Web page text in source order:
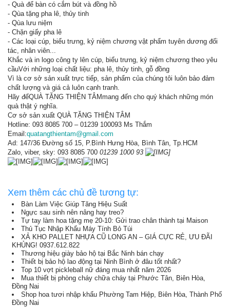
- Quà để bàn có cắm bút và đồng hồ
- Qùa tặng pha lê, thủy tinh
- Qùa lưu niệm
- Chặn giấy pha lê
- Các loại cúp, biểu trưng, kỷ niệm chương vật phẩm tuyên dương đối
tác, nhân viên...
Khắc và in logo công ty lên cúp, biểu trưng, kỷ niệm chương theo yêu
cầuVới những loại chất liệu: pha lê, thủy tinh, gỗ đồng
Vì là cơ sở sản xuất trực tiếp, sản phẩm của chúng tôi luôn bảo đảm
chất lượng và giá cả luôn cạnh tranh.
Hãy đểQUÀ TẶNG THIỆN TÂMmang đến cho quý khách những món
quà thật ý nghĩa.
Cơ sở sản xuất QUÀ TẶNG THIỆN TÂM
Hotline: 093 8085 700 – 01239 100093 Ms Thắm
Email:quatangthientam@gmail.com
Ad: 147/36 Đường số 15, P.Bình Hưng Hòa, Bình Tân, Tp.HCM
Zalo, viber, sky: 093 8085 700 01239 1000 93
Xem thêm các chủ đề tương tự:
Bàn Làm Việc Giúp Tăng Hiệu Suất
Ngực sau sinh nên nâng hay treo?
Tự tay làm hoa tặng mẹ 20-10: Gửi trao chân thành tại Maison
Thủ Tục Nhập Khẩu Máy Tính Bỏ Túi
XẢ KHO PALLET NHỰA CŨ LONG AN – GIÁ CỰC RẺ, ƯU ĐÃI
KHỦNG! 0937.612.822
Thương hiệu giày bảo hộ tại Bắc Ninh bán chạy
Thiết bị bảo hộ lao động tại Ninh Bình ở đâu tốt nhất?
Top 10 vợt pickleball nữ đáng mua nhất năm 2026
Mua thiết bị phòng cháy chữa cháy tại Phước Tân, Biên Hòa,
Đồng Nai
Shop hoa tươi nhập khẩu Phường Tam Hiệp, Biên Hòa, Thành Phố
Đồng Nai